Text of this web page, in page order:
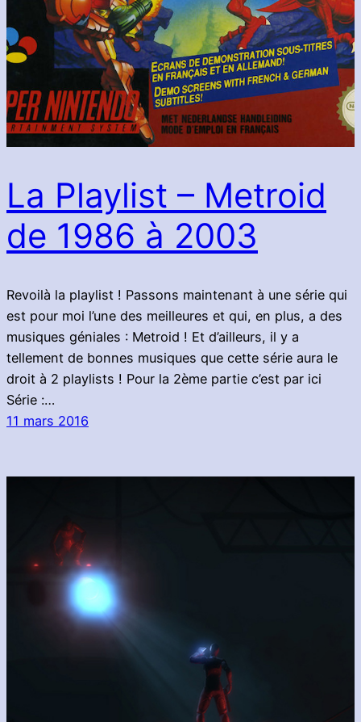
La Playlist – Metroid
de 1986 à 2003
Revoilà la playlist ! Passons maintenant à une série qui
est pour moi l’une des meilleures et qui, en plus, a des
musiques géniales : Metroid ! Et d’ailleurs, il y a
tellement de bonnes musiques que cette série aura le
droit à 2 playlists ! Pour la 2ème partie c’est par ici
Série :…
11 mars 2016